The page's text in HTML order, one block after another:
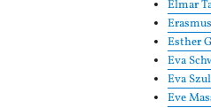
Elmar
Esther
Eva
Eva
Eve